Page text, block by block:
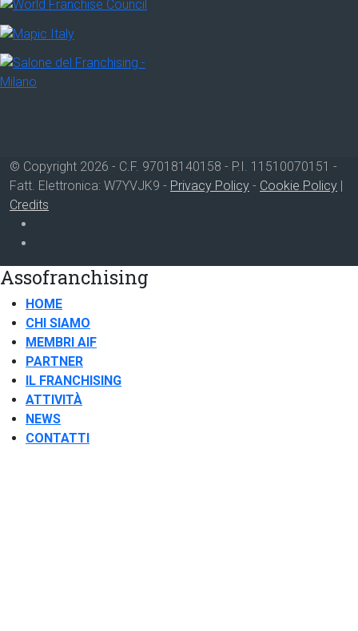
© Copyright 2026 - C.F. 97018140158 - P.I. 11510070151 -
Fatt. Elettronica: W7YVJK9 - Privacy Policy - Cookie Policy |
Credits
Assofranchising
HOME
CHI SIAMO
MEMBRI AIF
PARTNER
IL FRANCHISING
ATTIVITÀ
NEWS
CONTATTI